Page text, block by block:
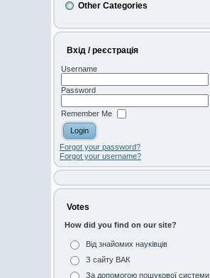
Other Categories
Вхід / реєстрація
Username
Password
Remember Me
Forgot your password?
Forgot your username?
Votes
How did you find on our site?
Від знайомих науківців
З сайту ВАК
За допомогою пошукової системи